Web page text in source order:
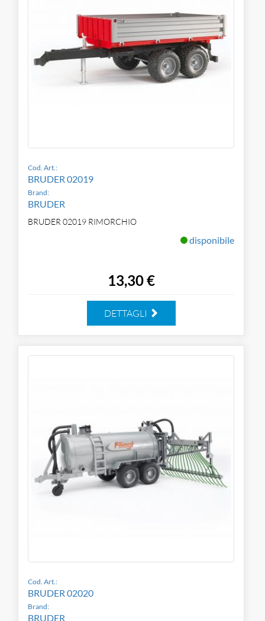
Cod. Art.:
BRUDER 02019
Brand:
BRUDER
BRUDER 02019 RIMORCHIO
disponibile
13,30 €
DETTAGLI
Cod. Art.:
BRUDER 02020
Brand:
BRUDER